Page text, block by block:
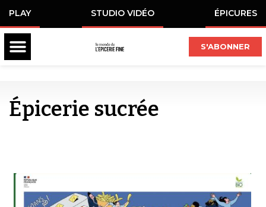
PLAY STUDIO VIDÉO ÉPICURES
S'ABONNER
Épicerie sucrée